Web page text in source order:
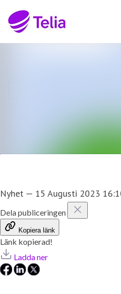
Kontakt
Nyhet — 15 Augusti 2023
Dela publiceringen
Kopiera länk
Länk kopierad!
Ladda ner